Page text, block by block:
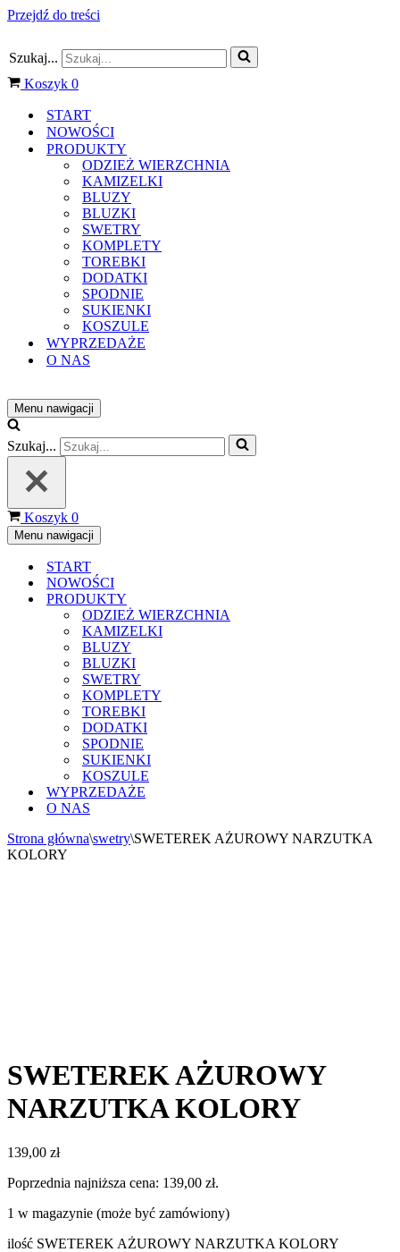
Przejdź do treści
Szukaj...
Koszyk 0
START
NOWOŚCI
PRODUKTY
ODZIEŻ WIERZCHNIA
KAMIZELKI
BLUZY
BLUZKI
SWETRY
KOMPLETY
TOREBKI
DODATKI
SPODNIE
SUKIENKI
KOSZULE
WYPRZEDAŻE
O NAS
Menu nawigacji
Szukaj...
Koszyk 0
Menu nawigacji
START
NOWOŚCI
PRODUKTY
ODZIEŻ WIERZCHNIA
KAMIZELKI
BLUZY
BLUZKI
SWETRY
KOMPLETY
TOREBKI
DODATKI
SPODNIE
SUKIENKI
KOSZULE
WYPRZEDAŻE
O NAS
Strona główna\swetry\SWETEREK AŻUROWY NARZUTKA
KOLORY
SWETEREK AŻUROWY
NARZUTKA KOLORY
139,00 zł
Poprzednia najniższa cena: 139,00 zł.
1 w magazynie (może być zamówiony)
ilość SWETEREK AŻUROWY NARZUTKA KOLORY